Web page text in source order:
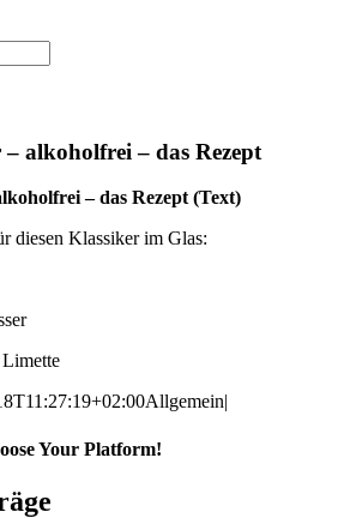
alkoholfrei – das Rezept
– das Rezept (Text)
diesen Klassiker im Glas:
Allgemein|
Your Platform!